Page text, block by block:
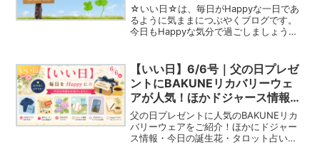
☆いい日☆は、毎日がHappyな一日であ
るように気ままにつぶやくブログです。
今日もHappyな気分で過ごしましょう！3
やき２０２５年３月２０日（木）は、春
分の日で...
いい日
【いい日】6/6号｜父の日プレゼ
ントにBAKUNEリカバリーウェ
アが人気！ほかドジャース情報な
ど今日の話題
父の日プレゼントに人気のBAKUNEリカ
バリーウェアをご紹介！ほかにドジャー
ス情報・今日の誕生花・タロット占いな